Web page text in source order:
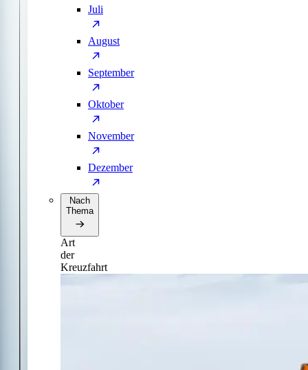
Juli
August
September
Oktober
November
Dezember
Nach
Thema
Art
der
Kreuzfahrt